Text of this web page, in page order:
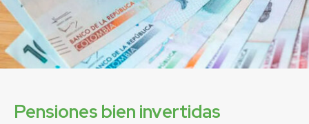
Pensiones bien invertidas